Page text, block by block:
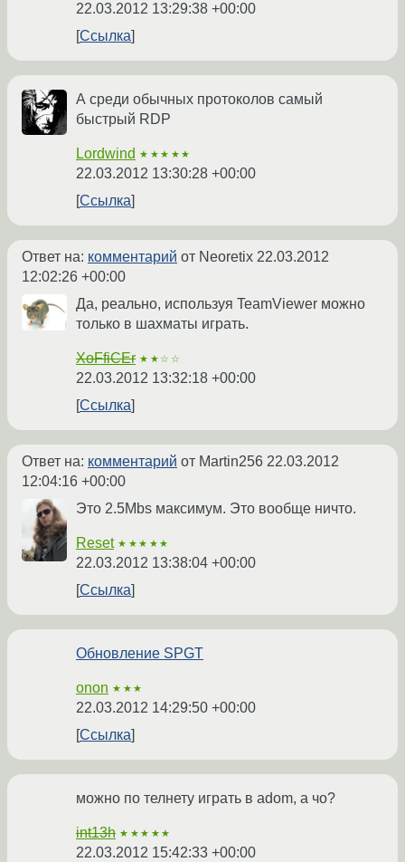
22.03.2012 13:29:38 +00:00
Ссылка
А среди обычных протоколов самый
быстрый RDP
Lordwind ★★★★★
22.03.2012 13:30:28 +00:00
Ссылка
Ответ на: комментарий от Neoretix 22.03.2012
12:02:26 +00:00
Да, реально, используя TeamViewer можно
только в шахматы играть.
XoFfiCEr ★★☆☆
22.03.2012 13:32:18 +00:00
Ссылка
Ответ на: комментарий от Martin256 22.03.2012
12:04:16 +00:00
Это 2.5Mbs максимум. Это вообще ничто.
Reset ★★★★★
22.03.2012 13:38:04 +00:00
Ссылка
Обновление SPGT
onon ★★★
22.03.2012 14:29:50 +00:00
Ссылка
можно по телнету играть в adom, а чо?
int13h ★★★★★
22.03.2012 15:42:33 +00:00